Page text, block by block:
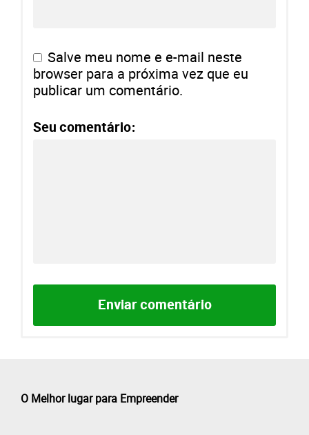
Salve meu nome e e-mail neste
browser para a próxima vez que eu
publicar um comentário.
Seu comentário:
O Melhor lugar para Empreender